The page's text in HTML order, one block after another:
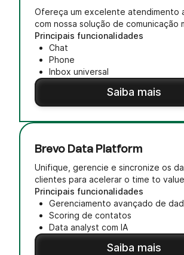
Ofereça um excelente atendimento
com nossa solução de comunicação
Principais funcionalidades
Chat
Phone
Inbox universal
Saiba mais
Brevo Data Platform
Unifique, gerencie e sincronize os
clientes para acelerar o time to value
Principais funcionalidades
Gerenciamento avançado de
Scoring de contatos
Data analyst com IA
Saiba mais